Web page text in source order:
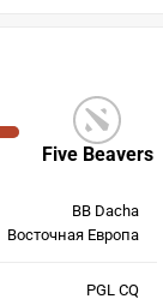
Five Beavers
BB Dacha
Восточная Европа
PGL CQ